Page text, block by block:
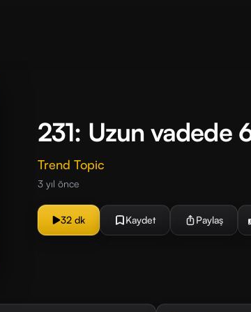
231: Uzun vadede
Trend Topic
3 yıl önce
32 dk Kaydet Paylaş